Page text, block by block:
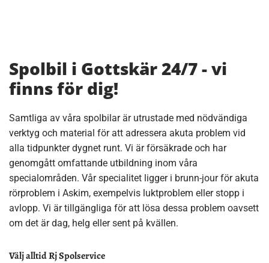
Spolbil i Gottskär 24/7 - vi
finns för dig!
Samtliga av våra spolbilar är utrustade med nödvändiga
verktyg och material för att adressera akuta problem vid
alla tidpunkter dygnet runt. Vi är försäkrade och har
genomgått omfattande utbildning inom våra
specialområden. Vår specialitet ligger i brunn-jour för akuta
rörproblem i Askim, exempelvis luktproblem eller stopp i
avlopp. Vi är tillgängliga för att lösa dessa problem oavsett
om det är dag, helg eller sent på kvällen.
Välj alltid Rj Spolservice